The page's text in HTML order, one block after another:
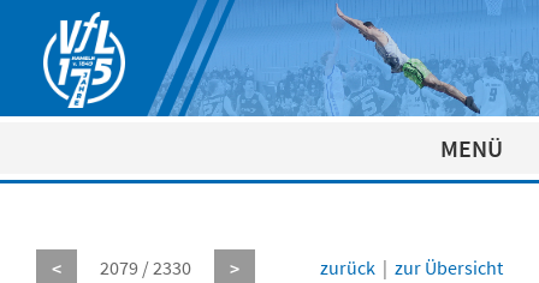
MENÜ
< 2079 / 2330 > zurück | zur Übersicht